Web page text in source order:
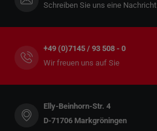
Schreiben Sie uns eine Nachricht
+49 (0)7145 / 93 508 - 0
Wir freuen uns auf Sie
Elly-Beinhorn-Str. 4
D-71706 Markgröningen